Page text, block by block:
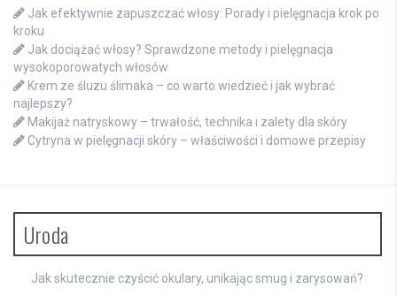
Jak efektywnie zapuszczać włosy: Porady i pielęgnacja krok po
kroku
Jak dociążać włosy? Sprawdzone metody i pielęgnacja
wysokoporowatych włosów
Krem ze śluzu ślimaka – co warto wiedzieć i jak wybrać
najlepszy?
Makijaż natryskowy – trwałość, technika i zalety dla skóry
Cytryna w pielęgnacji skóry – właściwości i domowe przepisy
Uroda
Jak skutecznie czyścić okulary, unikając smug i zarysowań?